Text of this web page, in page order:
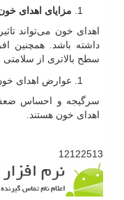
مزایای اهدای
اهدای خون می‌تواند
داشته باشد. همچنین
سطح بالاتری از سلامتی
عوارض اهدای
سرگیجه و احساس
اهدای خون هستند.
12122513